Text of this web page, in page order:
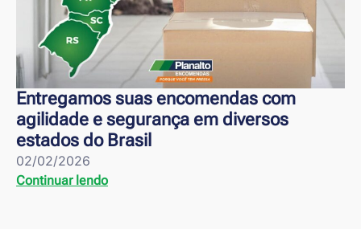
Entregamos suas encomendas com
agilidade e segurança em diversos
estados do Brasil
02/02/2026
Continuar lendo